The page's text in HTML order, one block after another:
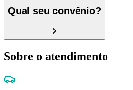
Qual seu convênio?
Sobre o atendimento